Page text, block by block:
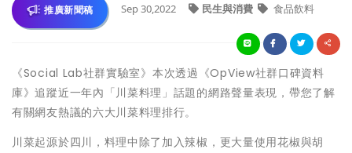
推廣新聞稿 Sep 30,2022 民生與消費 食品飲料
《Social Lab社群實驗室》本次透過《OpView社群口碑資料
庫》追蹤近一年內「川菜料理」話題的網路聲量表現，帶您了解
有關網友熱議的六大川菜料理排行。
川菜起源於四川，料理中除了加入辣椒，更大量使用花椒與胡